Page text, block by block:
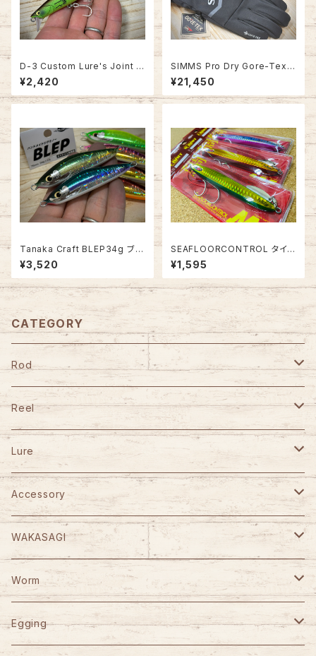
D-3 Custom Lure's Joint D
ahlia 120S【2026年新色】
¥2,420
SIMMS Pro Dry Gore-Tex
Glove+Liner【値上がり前価
格！】
¥21,450
Tanaka Craft BLEP34g ブレ
ップ34g【ぶっ飛びジグミノー】
¥3,520
SEAFLOORCONTROL タイ
ベイト 100g
¥1,595
CATEGORY
Rod
TULALA
Fishman
Abu Garcia
D-3 Custom Lure's
Jet Slow
VARIVAS
Reel
DAIWA
SHIMANO
Abu Garcia
SLP WORKS
STUDIO OCEAN MARK
Lure
GANCRAFT
D-3 Custom Lure's
WooDream
Arbor
ITO CRAFT
Accessory
STUDIO OCEAN MARK
HOOK REMOVER 130S
HOOK REMOVER 165S
CAPS
KAID
WAKASAGI
がまかつ
YGK
Worm
Berkley
Egging